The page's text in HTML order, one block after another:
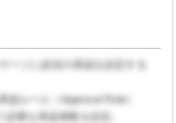
ージに必須の承認を設定する
認ルール（Approval Rule）
必要な承認者数を設定。